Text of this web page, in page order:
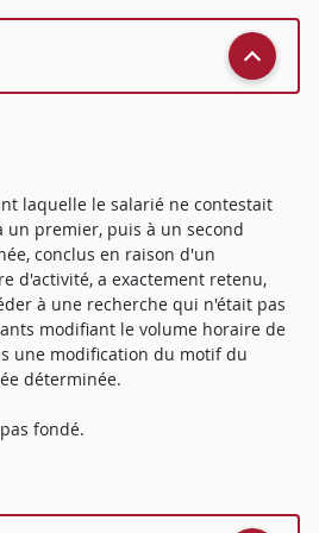
laquelle le salarié ne contestait
un premier, puis à un second
conclus en raison d'un
d'activité, a exactement retenu,
à une recherche qui n'était pas
modifiant le volume horaire de
une modification du motif du
déterminée.
fondé.